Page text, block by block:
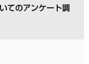
てのアンケート調